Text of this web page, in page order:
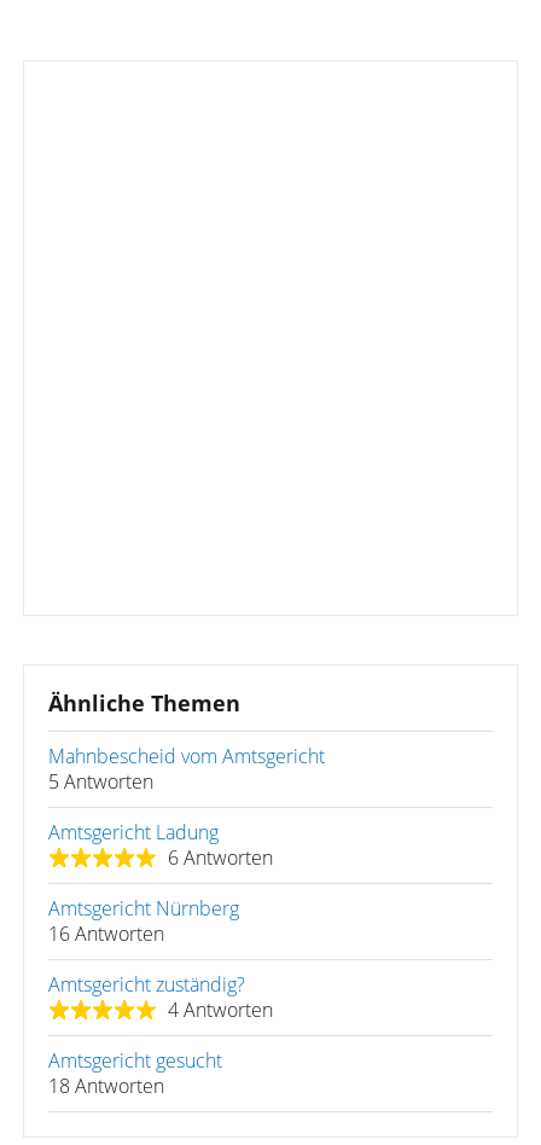
Ähnliche Themen
Mahnbescheid vom Amtsgericht
5 Antworten
Amtsgericht Ladung
6 Antworten
Amtsgericht Nürnberg
16 Antworten
Amtsgericht zuständig?
4 Antworten
Amtsgericht gesucht
18 Antworten